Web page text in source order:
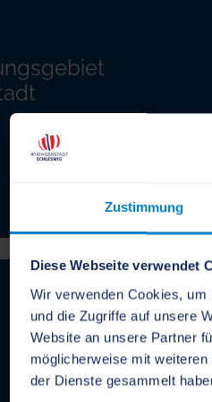
Zustimmung
Diese Webseite verwendet
Wir verwenden Cookies,
und die Zugriffe auf unsere
Website an unsere Partner
möglicherweise mit
der Dienste gesammelt